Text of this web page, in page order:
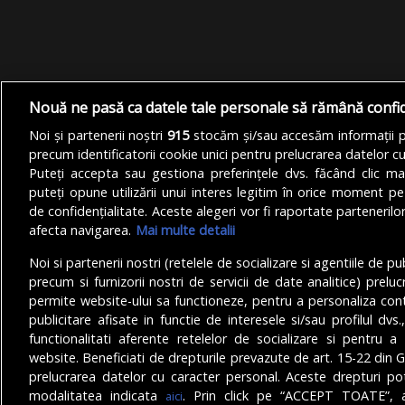
© Copyright 2025 - Buletin de București.
Găzduit dePresslabs.com. Powered by TRS Design.
Nouă ne pasă ca datele tale personale să rămână
Noi și partenerii noștri915stocăm și/sau accesăm informații
precum identificatorii cookie unici pentru prelucrarea datelor
Puteți accepta sau gestiona preferințele dvs. făcând clic
puteți opune utilizării unui interes legitim în orice moment
de confidențialitate. Aceste alegeri vor fi raportate
afecta navigarea. Mai multe detalii
Noi si partenerii nostri (retelele de socializare si agentiile de
precum si furnizorii nostri de servicii de date analitice)
permite website-ului sa functioneze, pentru a personaliza
publicitare afisate in functie de interesele si/sau profilul
functionalitati aferente retelelor de socializare si pentru a
website. Beneficiati de drepturile prevazute de art. 15-22 din
prelucrarea datelor cu caracter personal. Aceste drepturi
modalitatea indicata aici. Prin click pe “ACCEPT TOATE”,